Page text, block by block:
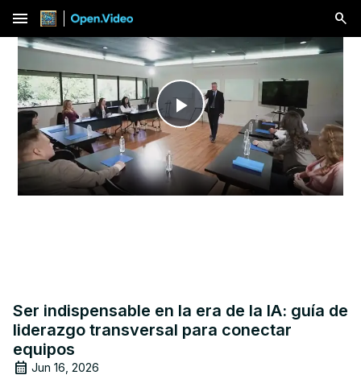
menu
Play
Video
Ser indispensable en la era de la IA: guía de
liderazgo transversal para conectar
equipos
Jun 16, 2026